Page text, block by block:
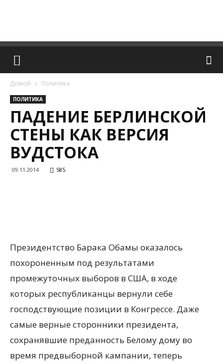
Домой Политика
ПОЛИТИКА
ПАДЕНИЕ БЕРЛИНСКОЙ
СТЕНЫ КАК ВЕРСИЯ
ВУДСТОКА
09.11.2014 585
Президентство Барака Обамы оказалось
похороненным под результатами
промежуточных выборов в США, в ходе
которых республиканцы вернули себе
господствующие позиции в Конгрессе. Даже
самые верные сторонники президента,
сохранявшие преданность Белому дому во
время предвыборной кампании, теперь